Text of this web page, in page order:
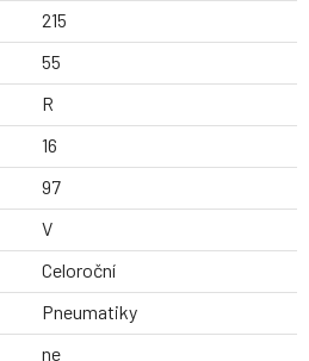
215
55
R
16
97
V
Celoroční
Pneumatiky
ne